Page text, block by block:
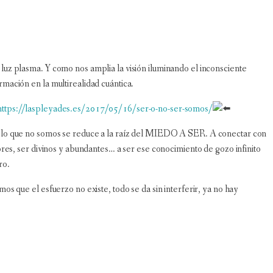
plasma. Y como nos amplia la visión iluminando el inconsciente
en la multirealidad cuántica.
laspleyades.es/2017/05/16/ser-o-no-ser-somos/
que no somos se reduce a la raíz del MIEDO A SER. A conectar con
ser divinos y abundantes… a ser ese conocimiento de gozo infinito
que el esfuerzo no existe, todo se da sin interferir, ya no hay